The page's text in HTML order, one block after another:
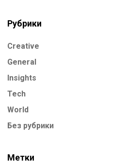
Рубрики
Creative
General
Insights
Tech
World
Без рубрики
Метки